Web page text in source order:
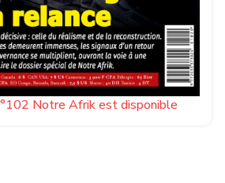
Notre Afrik est disponible